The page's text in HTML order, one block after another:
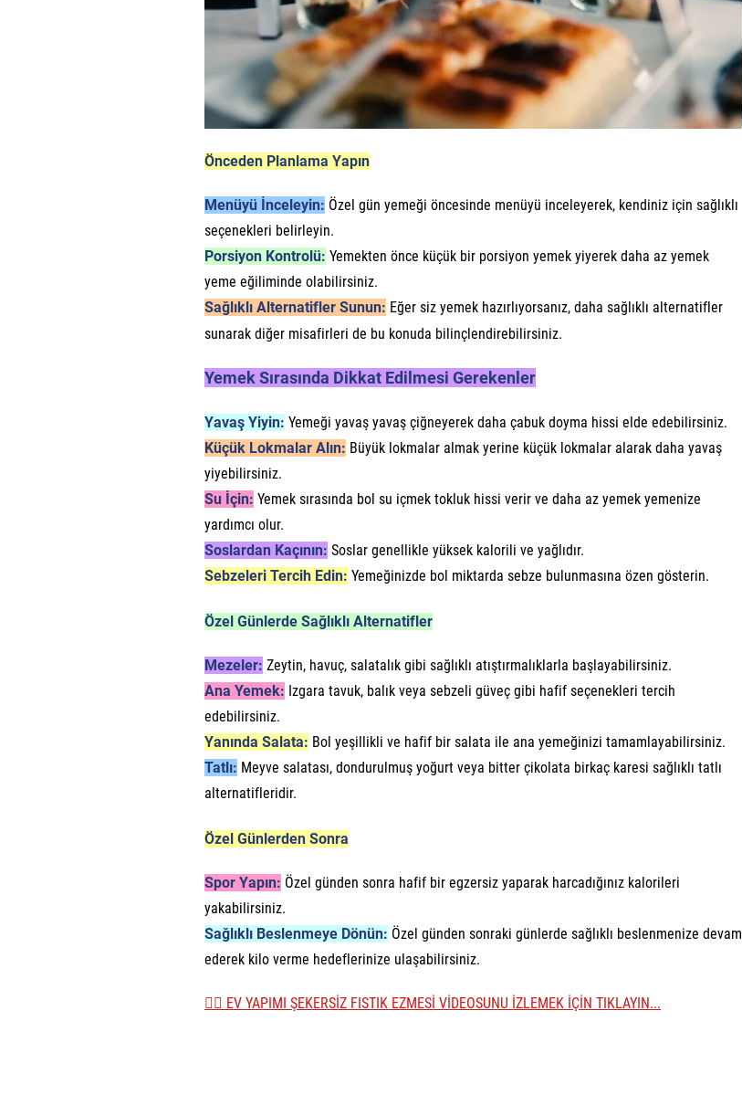
Önceden Planlama Yapın
Menüyü İnceleyin: Özel gün yemeği öncesinde menüyü inceleyerek, kendiniz için sağlıklı
seçenekleri belirleyin.
Porsiyon Kontrolü: Yemekten önce küçük bir porsiyon yemek yiyerek daha az yemek
yeme eğiliminde olabilirsiniz.
Sağlıklı Alternatifler Sunun: Eğer siz yemek hazırlıyorsanız, daha sağlıklı alternatifler
sunarak diğer misafirleri de bu konuda bilinçlendirebilirsiniz.
Yemek Sırasında Dikkat Edilmesi Gerekenler
Yavaş Yiyin: Yemeği yavaş yavaş çiğneyerek daha çabuk doyma hissi elde edebilirsiniz.
Küçük Lokmalar Alın: Büyük lokmalar almak yerine küçük lokmalar alarak daha yavaş
yiyebilirsiniz.
Su İçin: Yemek sırasında bol su içmek tokluk hissi verir ve daha az yemek yemenize
yardımcı olur.
Soslardan Kaçının: Soslar genellikle yüksek kalorili ve yağlıdır.
Sebzeleri Tercih Edin: Yemeğinizde bol miktarda sebze bulunmasına özen gösterin.
Özel Günlerde Sağlıklı Alternatifler
Mezeler: Zeytin, havuç, salatalık gibi sağlıklı atıştırmalıklarla başlayabilirsiniz.
Ana Yemek: Izgara tavuk, balık veya sebzeli güveç gibi hafif seçenekleri tercih
edebilirsiniz.
Yanında Salata: Bol yeşillikli ve hafif bir salata ile ana yemeğinizi tamamlayabilirsiniz.
Tatlı: Meyve salatası, dondurulmuş yoğurt veya bitter çikolata birkaç karesi sağlıklı tatlı
alternatifleridir.
Özel Günlerden Sonra
Spor Yapın: Özel günden sonra hafif bir egzersiz yaparak harcadığınız kalorileri
yakabilirsiniz.
Sağlıklı Beslenmeye Dönün: Özel günden sonraki günlerde sağlıklı beslenmenize devam
ederek kilo verme hedeflerinize ulaşabilirsiniz.
👉🏼 EV YAPIMI ŞEKERSİZ FISTIK EZMESİ VİDEOSUNU İZLEMEK İÇİN TIKLAYIN...